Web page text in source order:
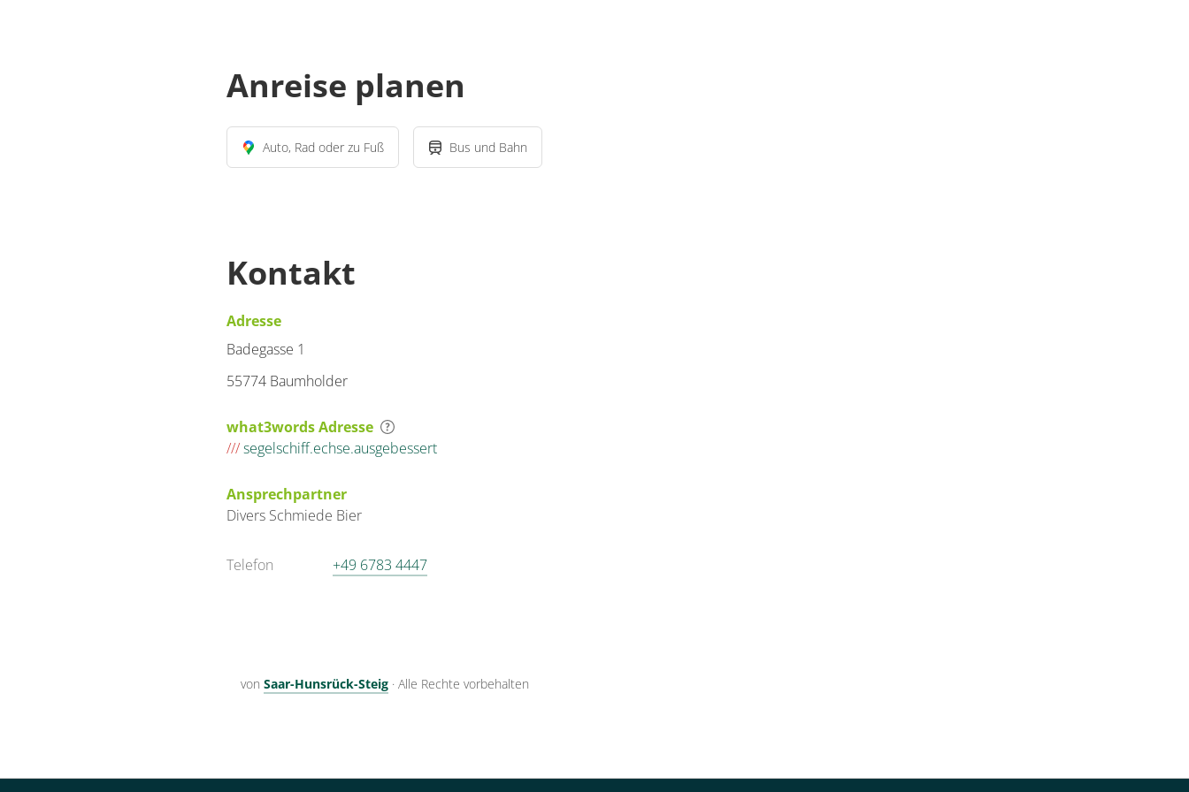
Anreise planen
Auto, Rad oder zu Fuß Bus und Bahn
Kontakt
Adresse
Badegasse 1
55774 Baumholder
what3words Adresse
///segelschiff.echse.ausgebessert
Ansprechpartner
Divers Schmiede Bier
Telefon +49 6783 4447
von Saar-Hunsrück-Steig · Alle Rechte vorbehalten